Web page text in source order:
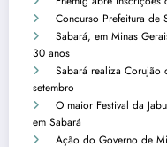
Concurso Prefeitura de
Sabará, em Minas
30 anos
Sabará realiza
setembro
O maior Festival da
em Sabará
Ação do Governo de